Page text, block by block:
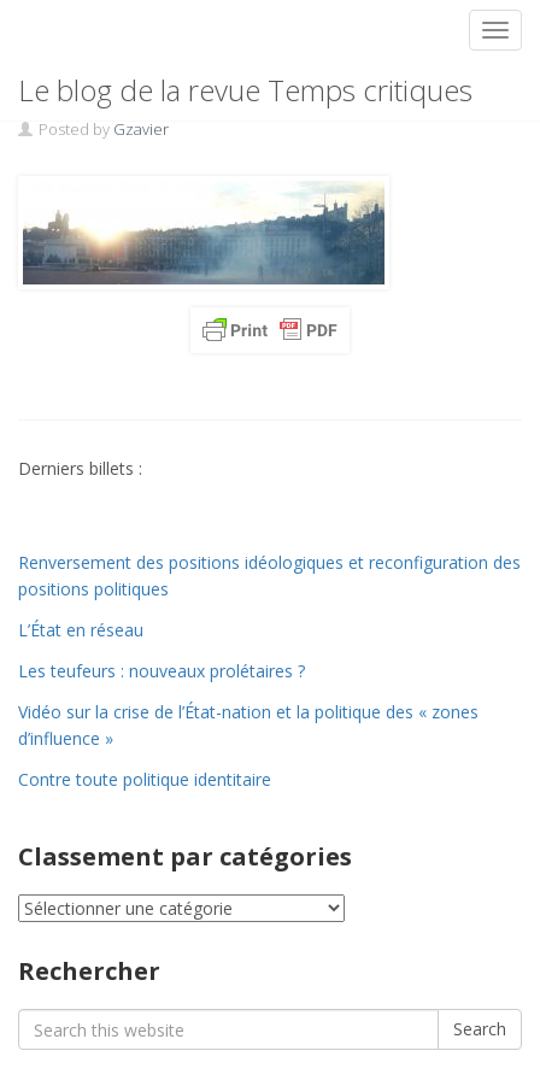
content
Le blog de la revue Temps critiques
SoleilEtGazsurBellecour
Posted by Gzavier
Derniers billets :
Renversement des positions idéologiques et reconfiguration des
positions politiques
L’État en réseau
Les teufeurs : nouveaux prolétaires ?
Vidéo sur la crise de l’État-nation et la politique des « zones
d’influence »
Contre toute politique identitaire
Classement par catégories
Classement
par
Rechercher
Search
for:
Search